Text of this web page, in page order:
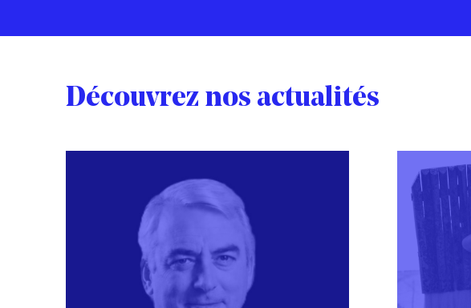
Découvrez nos actualités